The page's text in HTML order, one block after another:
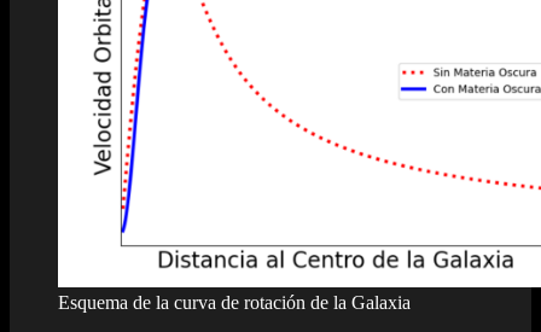
Esquema de la curva de rotación de la Galaxia